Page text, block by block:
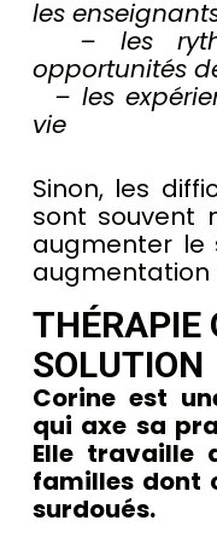
les
– les
opportunités
– les
vie
Sinon, les
sont souvent
augmenter le
augmentation
THÉRAPIE
SOLUTION
Corine est
qui axe sa
Elle travaille
familles dont
surdoués.